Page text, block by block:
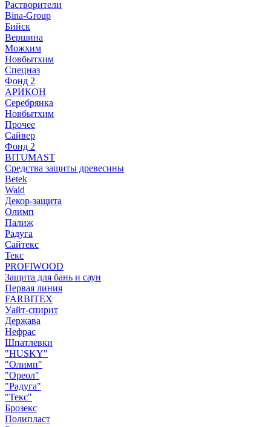
Растворители
Bina-Group
Бийск
Вершина
Можхим
Новбытхим
Спецназ
Фонд 2
АРИКОН
Серебрянка
Новбытхим
Прочее
Сайвер
Фонд 2
BITUMAST
Средства защиты древесины
Betek
Wald
Декор-защита
Олимп
Палиж
Радуга
Сайтекс
Текс
PROFIWOOD
Защита для бань и саун
Первая линия
FARBITEX
Уайт-спирит
Держава
Нефрас
Шпатлевки
"HUSKY"
"Олимп"
"Ореол"
"Радуга"
"Текс"
Брозекс
Полипласт